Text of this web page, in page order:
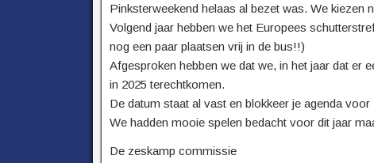
Pinksterweekend helaas al bezet was. We kiezen
Volgend jaar hebben we het Europees
nog een paar plaatsen vrij in de bus!!)
Afgesproken hebben we dat we, in het jaar dat er
in 2025 terechtkomen.
De datum staat al vast en blokkeer je agenda voor
We hadden mooie spelen bedacht voor dit jaar
De zeskamp commissie